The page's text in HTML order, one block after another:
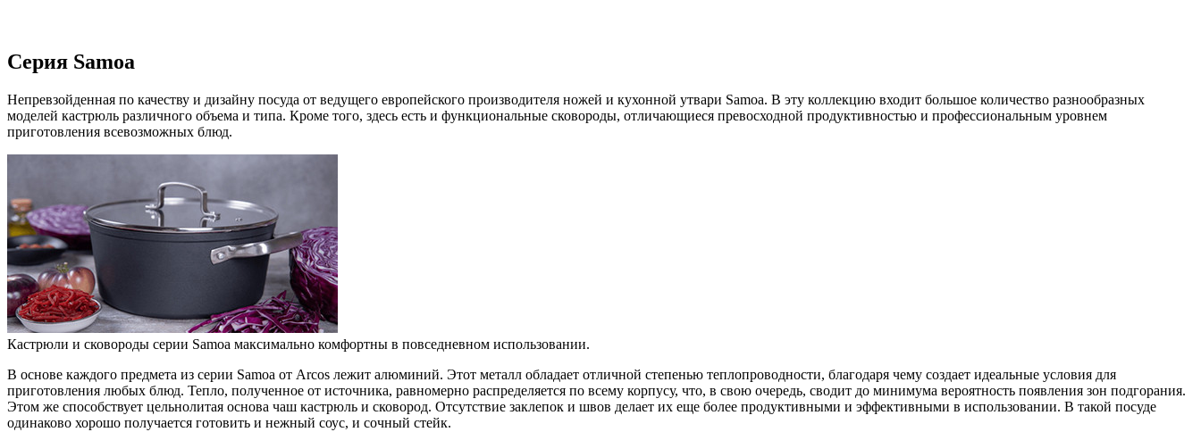
Серия Samoa
Непревзойденная по качеству и дизайну посуда от ведущего европейского производителя ножей и кухонной утвари Samoa. В эту коллекцию входит большое количество разнообразных
моделей кастрюль различного объема и типа. Кроме того, здесь есть и функциональные сковороды, отличающиеся превосходной продуктивностью и профессиональным уровнем
приготовления всевозможных блюд.
Кастрюли и сковороды серии Samoa максимально комфортны в повседневном использовании.
В основе каждого предмета из серии Samoa от Arcos лежит алюминий. Этот металл обладает отличной степенью теплопроводности, благодаря чему создает идеальные условия для
приготовления любых блюд. Тепло, полученное от источника, равномерно распределяется по всему корпусу, что, в свою очередь, сводит до минимума вероятность появления зон подгорания.
Этом же способствует цельнолитая основа чаш кастрюль и сковород. Отсутствие заклепок и швов делает их еще более продуктивными и эффективными в использовании. В такой посуде
одинаково хорошо получается готовить и нежный соус, и сочный стейк.